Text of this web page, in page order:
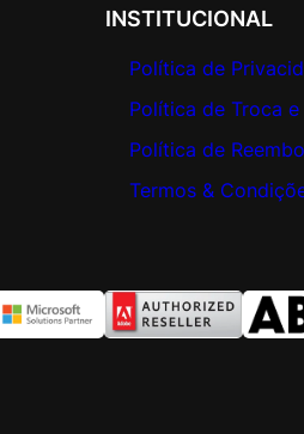
INSTITUCIONAL
Política de
Política de Troca
Política de
Termos &